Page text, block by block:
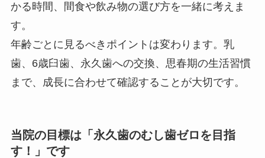
かる時間、間食や飲み物の選び方を一緒に考えま
す。
年齢ごとに見るべきポイントは変わります。乳
歯、6歳臼歯、永久歯への交換、思春期の生活習慣
まで、成長に合わせて確認することが大切です。
当院の目標は「永久歯のむし歯ゼロを目指
す！」です